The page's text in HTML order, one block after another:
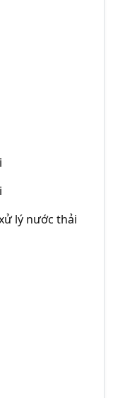
lý nước thải